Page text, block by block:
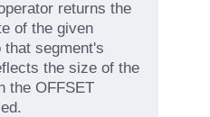
returns the
of the given
segment's
the size of the
the OFFSET